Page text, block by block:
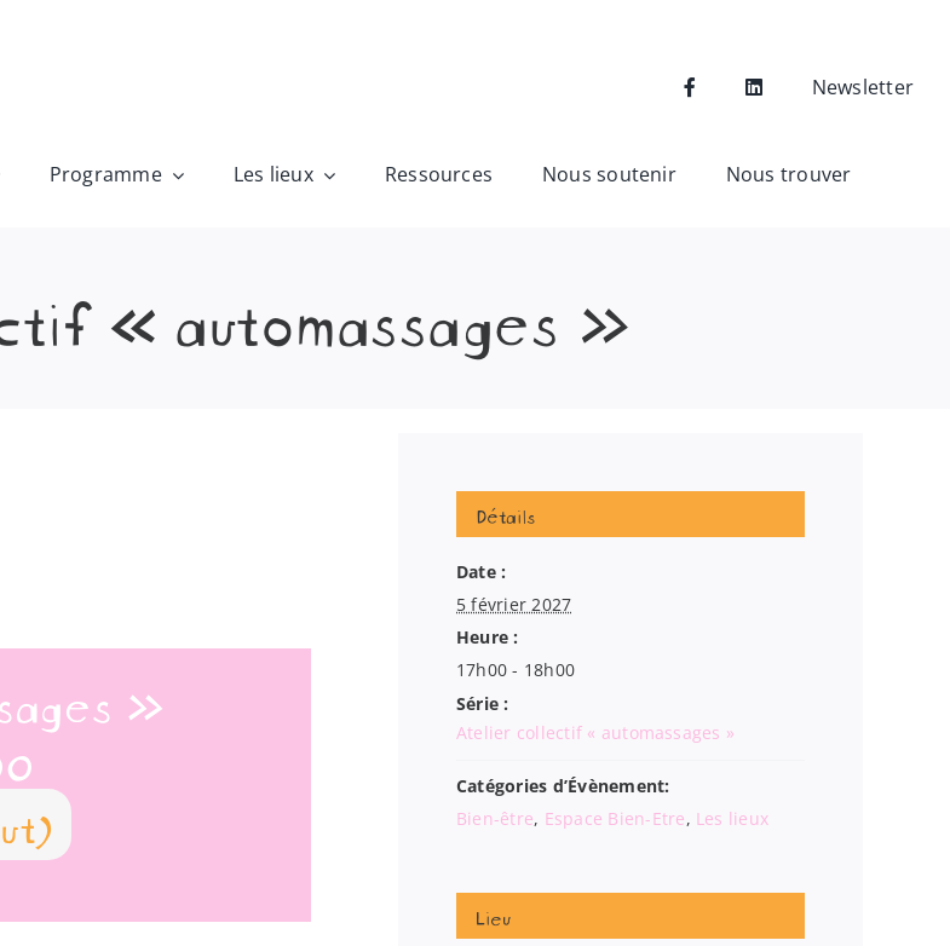
Newsletter
Programme Les lieux Ressources Nous soutenir Nous trouver
« automassages »
»
Détails
Date :
5 février 2027
Heure :
17h00 - 18h00
Série :
Atelier collectif « automassages »
Catégories d’Évènement:
Bien-être, Espace Bien-Etre, Les lieux
Lieu